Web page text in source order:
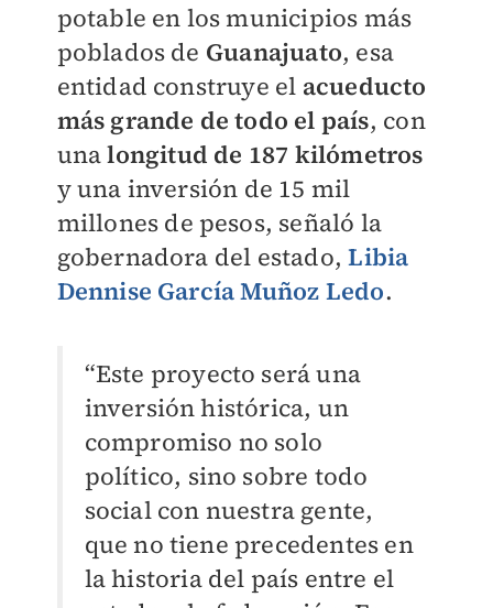
potable en los municipios más
poblados de Guanajuato, esa
entidad construye el acueducto
más grande de todo el país, con
unalongitud de 187 kilómetros
y una inversión de 15 mil
millones de pesos, señaló la
gobernadora del estado,Libia
Dennise García Muñoz Ledo.
“Este proyecto será una
inversión histórica, un
compromiso no solo
político, sino sobre todo
social con nuestra gente,
que no tiene precedentes en
la historia del país entre el